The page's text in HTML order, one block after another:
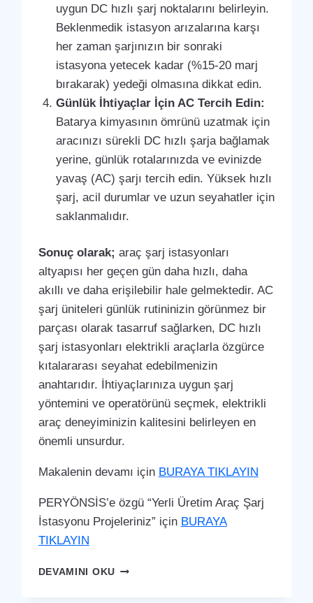
uygun DC hızlı şarj noktalarını belirleyin.
Beklenmedik istasyon arızalarına karşı
her zaman şarjınızın bir sonraki
istasyona yetecek kadar (%15-20 marj
bırakarak) yedeği olmasına dikkat edin.
Günlük İhtiyaçlar İçin AC Tercih Edin:
Batarya kimyasının ömrünü uzatmak için
aracınızı sürekli DC hızlı şarja bağlamak
yerine, günlük rotalarınızda ve evinizde
yavaş (AC) şarjı tercih edin. Yüksek hızlı
şarj, acil durumlar ve uzun seyahatler için
saklanmalıdır.
Sonuç olarak; araç şarj istasyonları
altyapısı her geçen gün daha hızlı, daha
akıllı ve daha erişilebilir hale gelmektedir. AC
şarj üniteleri günlük rutininizin görünmez bir
parçası olarak tasarruf sağlarken, DC hızlı
şarj istasyonları elektrikli araçlarla özgürce
kıtalararası seyahat edebilmenizin
anahtarıdır. İhtiyaçlarınıza uygun şarj
yöntemini ve operatörünü seçmek, elektrikli
araç deneyiminizin kalitesini belirleyen en
önemli unsurdur.
Makalenin devamı için BURAYA TIKLAYIN
PERYÖNSİS’e özgü “Yerli Üretim Araç Şarj
İstasyonu Projeleriniz” için BURAYA
TIKLAYIN
DEVAMINI OKUEYNESIL